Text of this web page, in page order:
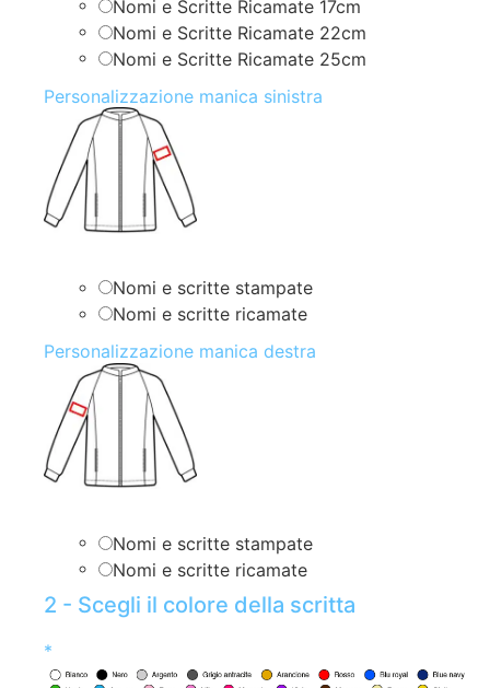
Nomi e Scritte Ricamate 17cm
Nomi e Scritte Ricamate 22cm
Nomi e Scritte Ricamate 25cm
Personalizzazione manica sinistra
Nomi e scritte stampate
Nomi e scritte ricamate
Personalizzazione manica destra
Nomi e scritte stampate
Nomi e scritte ricamate
2 - Scegli il colore della scritta
*